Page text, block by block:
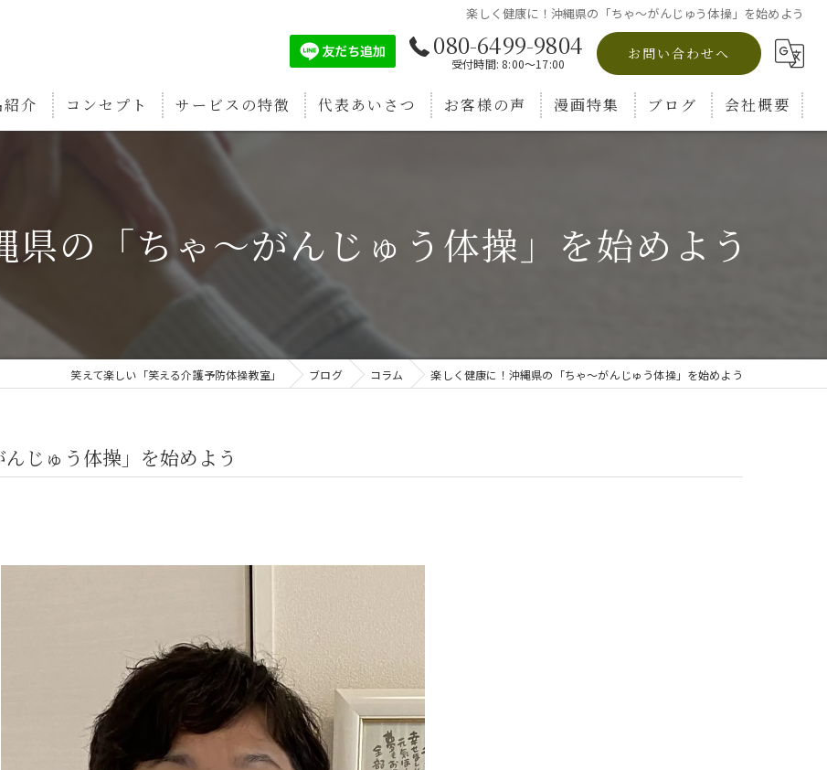
楽しく健康に！沖縄県の「ちゃ～がんじゅう体操」を始めよう
080-6499-9804
受付時間: 8:00～17:00
お問い合わせへ
紹介 コンセプト サービスの特徴
疲労回復
関節痛予防
代表あいさつ お客様の声 漫画特集 ブログ 会社概要
県の「ちゃ～がんじゅう体操」を始めよう
笑えて楽しい「笑える介護予防体操教室」 ブログ コラム 楽しく健康に！沖縄県の「ちゃ～がんじゅう体操」を始めよう
じゅう体操」を始めよう